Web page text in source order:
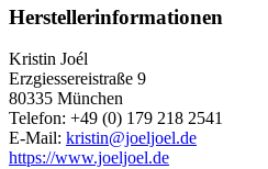
Herstellerinformationen
Kristin Joél
Erzgiessereistraße 9
80335 München
Telefon: +49 (0) 179 218 2541
E-Mail: kristin@joeljoel.de
https://www.joeljoel.de